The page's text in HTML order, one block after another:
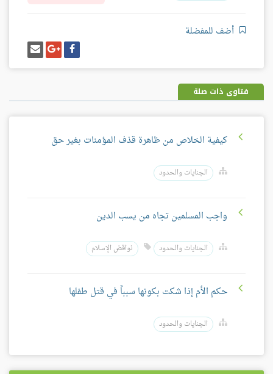
أضف للمفضلة
شارك
على
فيسبوك
شارك
على
غوغل
بلس
إرسل
إيميل
فتاوى ذات صلة
كيفية الخلاص من ظاهرة قذف المؤمنات بغير حق
الجنايات والحدود
واجب المسلمين تجاه من يسب الدين
الجنايات والحدود نواقض الإسلام
حكم الأم إذا شكت بكونها سبباً في قتل طفلها
الجنايات والحدود